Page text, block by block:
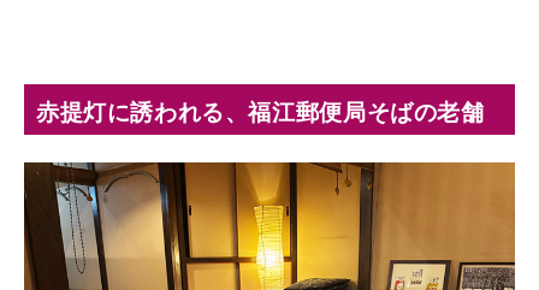
赤提灯に誘われる、福江郵便局そばの老舗